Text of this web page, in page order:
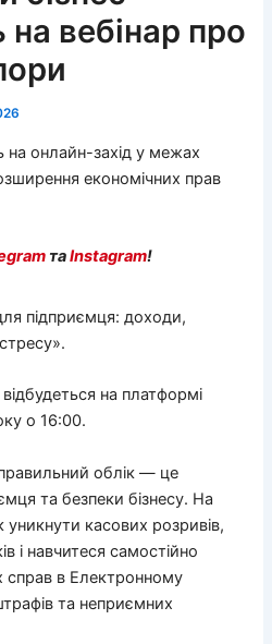
вебінар про
на онлайн-захід у межах
економічних прав
таInstagram!
підприємця: доходи,
на платформі
о 16:00.
правильний облік — це
та безпеки бізнесу. На
уникнути касових розривів,
і навчитеся самостійно
справ в Електронному
та неприємних